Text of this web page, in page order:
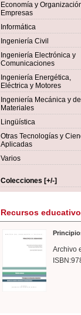
Economía y
Empresas
Informática
Ingeniería Civil
Ingeniería Electrónica y
Comunicaciones
Ingeniería Energética,
Eléctrica y Motores
Ingeniería Mecánica y de
Materiales
Lingüística
Otras Tecnologías y
Aplicadas
Varios
Colecciones [+/-]
Recursos
Archivo